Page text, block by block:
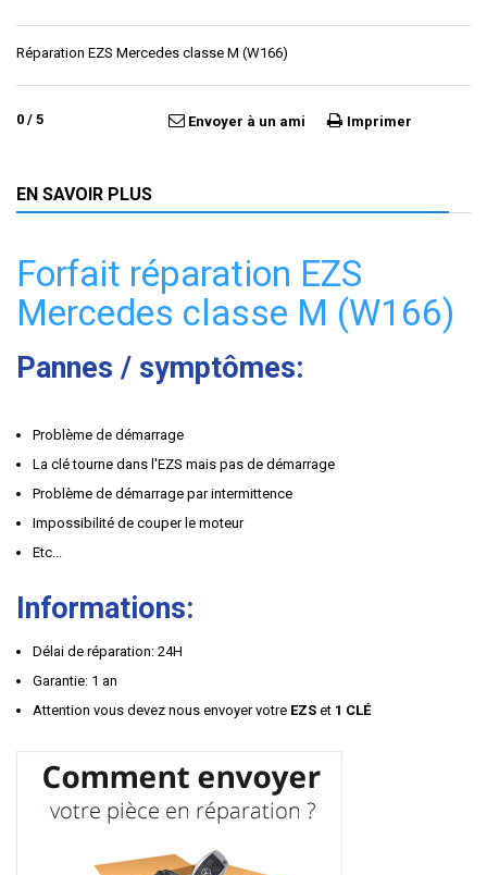
Réparation EZS Mercedes classe M (W166)
0 / 5 Envoyer à un ami Imprimer
EN SAVOIR PLUS
Forfait réparation EZS
Mercedes classe M (W166)
Pannes / symptômes:
Problème de démarrage
La clé tourne dans l'EZS mais pas de démarrage
Problème de démarrage par intermittence
Impossibilité de couper le moteur
Etc...
Informations:
Délai de réparation: 24H
Garantie: 1 an
Attention vous devez nous envoyer votre EZS et 1 CLÉ